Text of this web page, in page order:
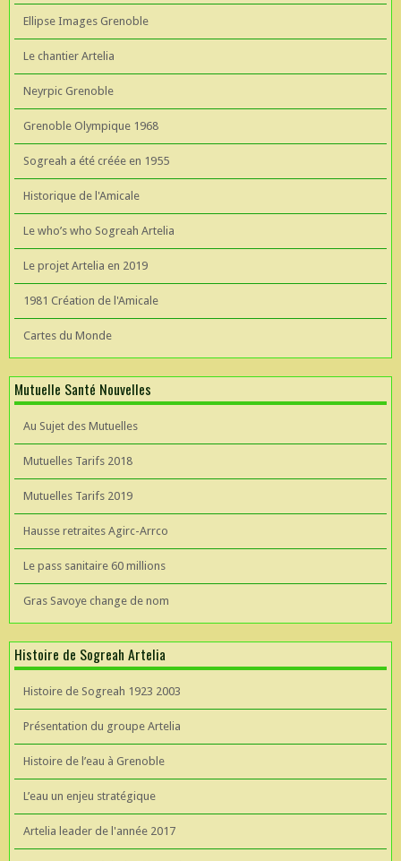
Ellipse Images Grenoble
Le chantier Artelia
Neyrpic Grenoble
Grenoble Olympique 1968
Sogreah a été créée en 1955
Historique de l'Amicale
Le who’s who Sogreah Artelia
Le projet Artelia en 2019
1981 Création de l'Amicale
Cartes du Monde
Mutuelle Santé Nouvelles
Au Sujet des Mutuelles
Mutuelles Tarifs 2018
Mutuelles Tarifs 2019
Hausse retraites Agirc-Arrco
Le pass sanitaire 60 millions
Gras Savoye change de nom
Histoire de Sogreah Artelia
Histoire de Sogreah 1923 2003
Présentation du groupe Artelia
Histoire de l’eau à Grenoble
L’eau un enjeu stratégique
Artelia leader de l'année 2017